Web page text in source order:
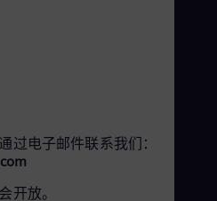
过电子邮件联系我们：
开放。